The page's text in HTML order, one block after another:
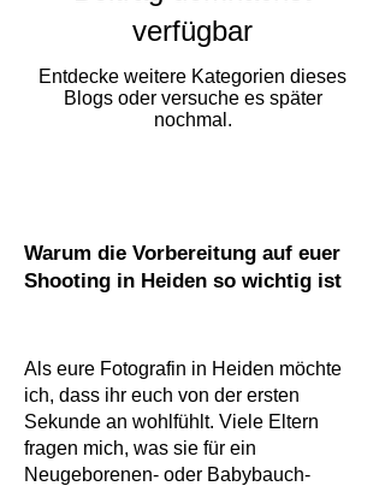
verfügbar
Entdecke weitere Kategorien dieses
Blogs oder versuche es später
nochmal.
Warum die Vorbereitung auf euer
Shooting in Heiden so wichtig ist
Als eure Fotografin in Heiden möchte
ich, dass ihr euch von der ersten
Sekunde an wohlfühlt. Viele Eltern
fragen mich, was sie für ein
Neugeborenen- oder Babybauch-